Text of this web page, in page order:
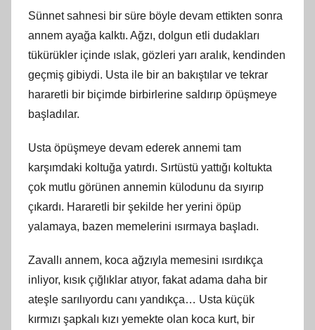
Sünnet sahnesi bir süre böyle devam ettikten sonra
annem ayağa kalktı. Ağzı, dolgun etli dudakları
tükürükler içinde ıslak, gözleri yarı aralık, kendinden
geçmiş gibiydi. Usta ile bir an bakıştılar ve tekrar
hararetli bir biçimde birbirlerine saldırıp öpüşmeye
başladılar.
Usta öpüşmeye devam ederek annemi tam
karşımdaki koltuğa yatırdı. Sırtüstü yattığı koltukta
çok mutlu görünen annemin külodunu da sıyırıp
çıkardı. Hararetli bir şekilde her yerini öpüp
yalamaya, bazen memelerini ısırmaya başladı.
Zavallı annem, koca ağzıyla memesini ısırdıkça
inliyor, kısık çığlıklar atıyor, fakat adama daha bir
ateşle sarılıyordu canı yandıkça… Usta küçük
kırmızı şapkalı kızı yemekte olan koca kurt, bir